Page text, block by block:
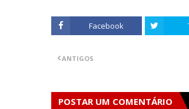
Facebook
ANTIGOS
POSTAR UM COMENTÁRIO